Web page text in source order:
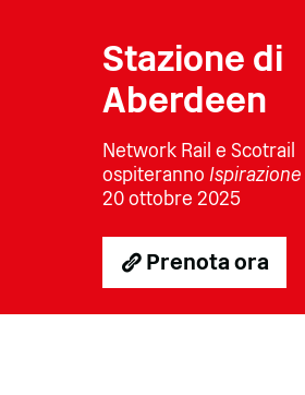
Stazione di
Aberdeen
Network Rail e Scotrail
ospiteranno Ispirazione
20 ottobre 2025
Prenota ora